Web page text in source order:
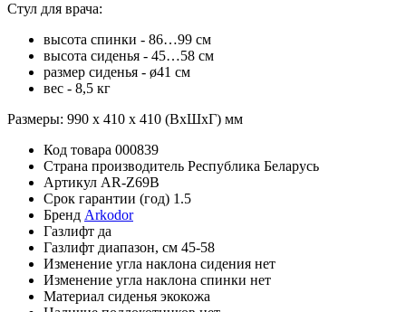
Стул для врача:
высота спинки - 86…99 см
высота сиденья - 45…58 см
размер сиденья - ø41 см
вес - 8,5 кг
Размеры: 990 х 410 х 410 (ВхШхГ) мм
Код товара 000839
Страна производитель Республика Беларусь
Артикул AR-Z69B
Срок гарантии (год) 1.5
Бренд Arkodor
Газлифт да
Газлифт диапазон, см 45-58
Изменение угла наклона сидения нет
Изменение угла наклона спинки нет
Материал сиденья экокожа